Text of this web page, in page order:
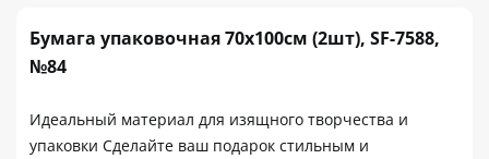
Бумага упаковочная 70х100см (2шт), SF-7588,
№84
Идеальный материал для изящного творчества и
упаковки Сделайте ваш подарок стильным и